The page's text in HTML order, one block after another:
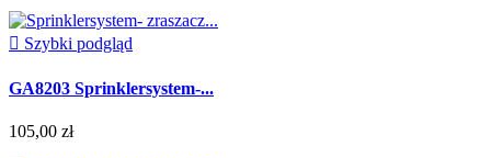
 Szybki podgląd
GA8203 Sprinklersystem-...
105,00 zł